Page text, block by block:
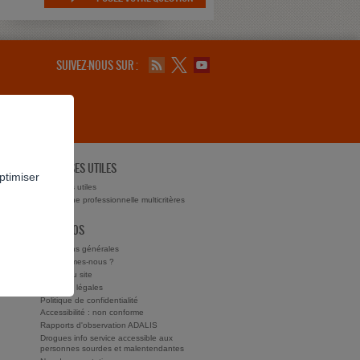
SUIVEZ-NOUS SUR :
ADRESSES UTILES
Adresses utiles
Recherche professionnelle multicritères
À PROPOS
Conditions générales
Qui sommes-nous ?
Charte du site
Mentions légales
Politique de confidentialité
Accessibilité : non conforme
Rapports d'observation ADALIS
Drogues info service accessible aux
personnes sourdes et malentendantes